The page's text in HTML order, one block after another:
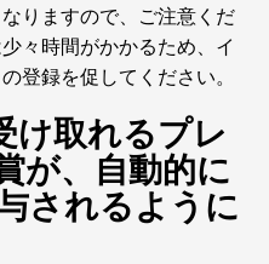
りますので、ご注意くだ
々時間がかかるため、イ
登録を促してください。
け取れるプレ
が、自動的に
されるように